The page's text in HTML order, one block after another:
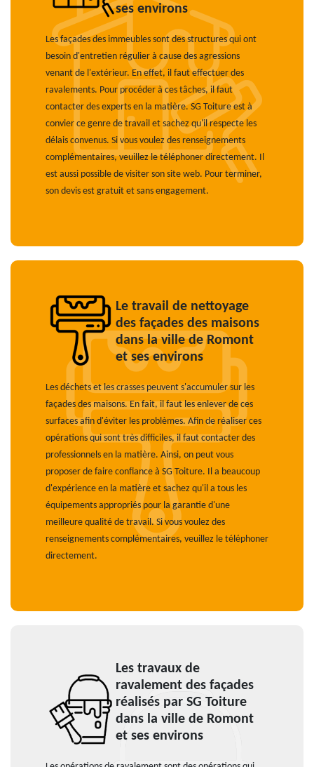
ses environs
Les façades des immeubles sont des structures qui ont
besoin d'entretien régulier à cause des agressions
venant de l'extérieur. En effet, il faut effectuer des
ravalements. Pour procéder à ces tâches, il faut
contacter des experts en la matière. SG Toiture est à
convier ce genre de travail et sachez qu'il respecte les
délais convenus. Si vous voulez des renseignements
complémentaires, veuillez le téléphoner directement. Il
est aussi possible de visiter son site web. Pour terminer,
son devis est gratuit et sans engagement.
Le travail de nettoyage
des façades des maisons
dans la ville de Romont
et ses environs
Les déchets et les crasses peuvent s'accumuler sur les
façades des maisons. En fait, il faut les enlever de ces
surfaces afin d'éviter les problèmes. Afin de réaliser ces
opérations qui sont très difficiles, il faut contacter des
professionnels en la matière. Ainsi, on peut vous
proposer de faire confiance à SG Toiture. Il a beaucoup
d'expérience en la matière et sachez qu'il a tous les
équipements appropriés pour la garantie d'une
meilleure qualité de travail. Si vous voulez des
renseignements complémentaires, veuillez le téléphoner
directement.
Les travaux de
ravalement des façades
réalisés par SG Toiture
dans la ville de Romont
et ses environs